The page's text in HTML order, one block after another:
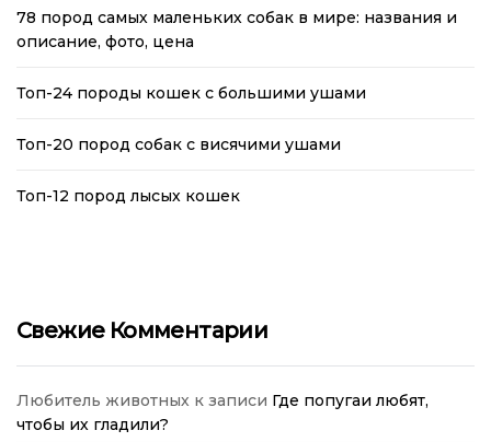
78 пород самых маленьких собак в мире: названия и
описание, фото, цена
Топ-24 породы кошек с большими ушами
Топ-20 пород собак с висячими ушами
Топ-12 пород лысых кошек
Свежие Комментарии
Любитель животных к записи Где попугаи любят,
чтобы их гладили?